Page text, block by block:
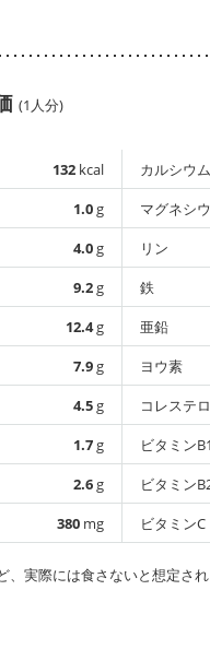
(1人分)
132 kcal
1.0g
4.0g
9.2g
12.4g
7.9g
4.5g
1.7g
2.6g
380 mg
カルシウム
マグネシ
リン
鉄
亜鉛
ヨウ素
コレステ
ビタミンB1
ビタミン
ビタミンC
、実際には食さないと想定さ